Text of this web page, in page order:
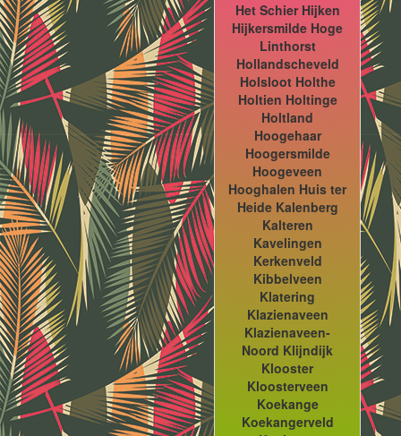
Het Schier Hijken
Hijkersmilde Hoge
Linthorst
Hollandscheveld
Holsloot Holthe
Holtien Holtinge
Holtland
Hoogehaar
Hoogersmilde
Hoogeveen
Hooghalen Huis ter
Heide Kalenberg
Kalteren
Kavelingen
Kerkenveld
Kibbelveen
Klatering
Klazienaveen
Klazienaveen-
Noord Klijndijk
Klooster
Kloosterveen
Koekange
Koekangerveld